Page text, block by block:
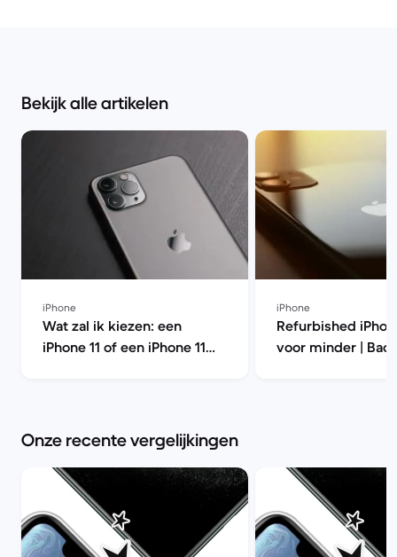
Bekijk alle artikelen
iPhone
Wat zal ik kiezen: een
iPhone 11 of een iPhone 11
iPhone
Refurbished
voor minder |
Onze recente vergelijkingen